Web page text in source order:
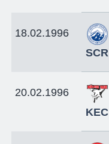
18.02.1996
SCR
20.02.1996
KEC